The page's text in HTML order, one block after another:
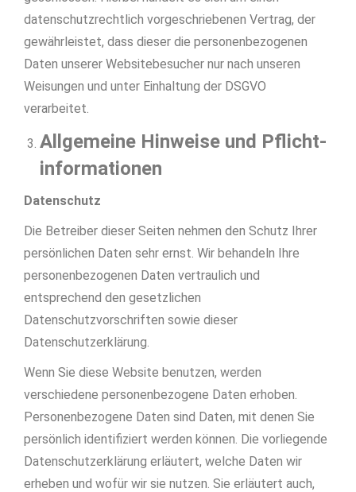
datenschutzrechtlich vorgeschriebenen Vertrag, der
gewährleistet, dass dieser die personenbezogenen
Daten unserer Websitebesucher nur nach unseren
Weisungen und unter Einhaltung der DSGVO
verarbeitet.
Allgemeine Hinweise und Pflicht­
informationen
Datenschutz
Die Betreiber dieser Seiten nehmen den Schutz Ihrer
persönlichen Daten sehr ernst. Wir behandeln Ihre
personenbezogenen Daten vertraulich und
entsprechend den gesetzlichen
Datenschutzvorschriften sowie dieser
Datenschutzerklärung.
Wenn Sie diese Website benutzen, werden
verschiedene personenbezogene Daten erhoben.
Personenbezogene Daten sind Daten, mit denen Sie
persönlich identifiziert werden können. Die vorliegende
Datenschutzerklärung erläutert, welche Daten wir
erheben und wofür wir sie nutzen. Sie erläutert auch,